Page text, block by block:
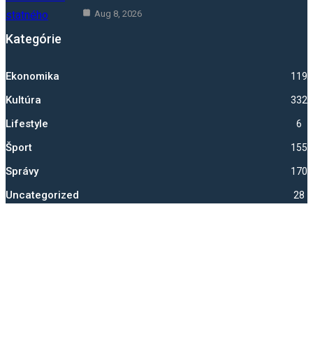
Aug 8, 2026
Kategórie
Ekonomika 1193
Kultúra 332
Lifestyle 6
Šport 1550
Správy
Uncategorized 28